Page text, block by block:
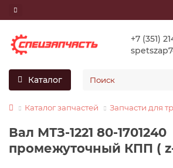
+7 (351)
Каталог
Каталог запчастей Запчасти для
Вал МТЗ-1221 80-1701240
промежуточный КПП (